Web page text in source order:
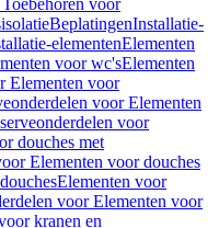
voor
BeplatingenInstallatie-
elementenElementen
voor wc'sElementen
Elementen voor
voor Elementen
voor
douches met
Elementen voor douches
Elementen voor
voor Elementen voor
kranen en